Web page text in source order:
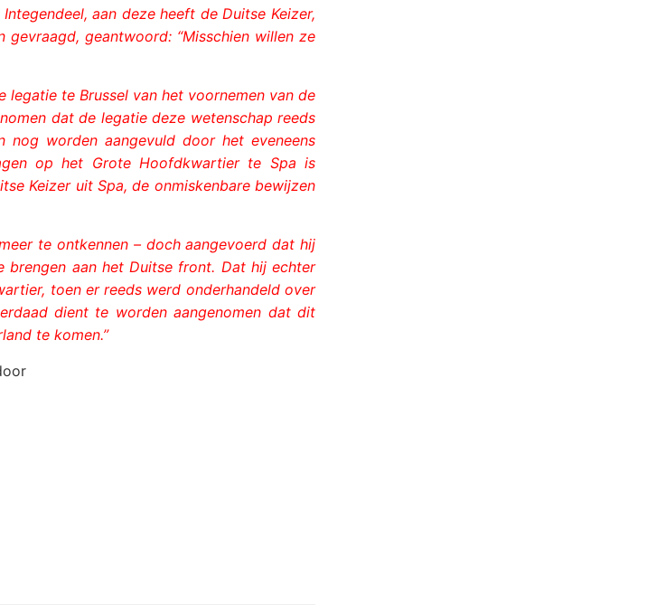
aan deze heeft de Duitse Keizer,
geantwoord: “Misschien willen ze
te Brussel van het voornemen van de
dat de legatie deze wetenschap reeds
nog worden aangevuld door het eveneens
op het Grote Hoofdkwartier te Spa is
Keizer uit Spa, de onmiskenbare bewijzen
te ontkennen – doch aangevoerd dat hij
brengen aan het Duitse front. Dat hij echter
toen er reeds werd onderhandeld over
dient te worden aangenomen dat dit
te komen.”